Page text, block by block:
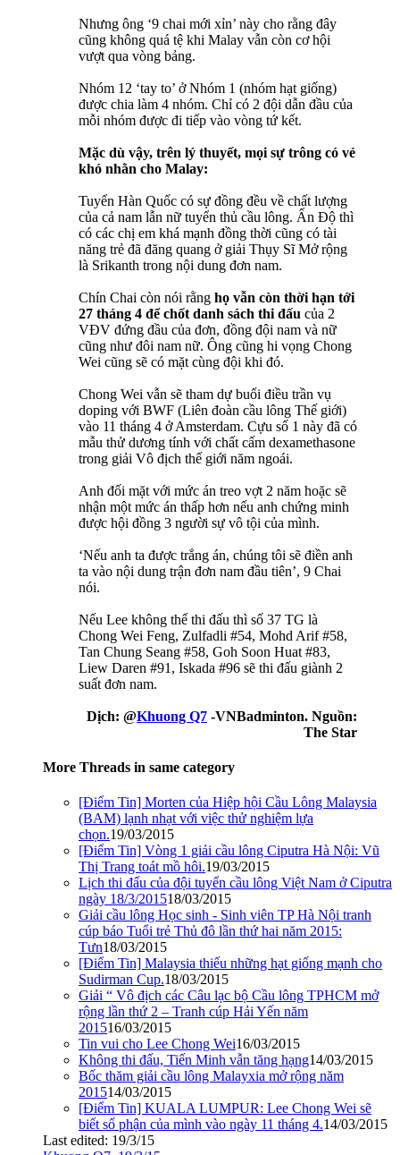
Nhưng ông ‘9 chai mới xỉn’ này cho rằng đây
cũng không quá tệ khi Malay vẫn còn cơ hội
vượt qua vòng bảng.
Nhóm 12 ‘tay to’ ở Nhóm 1 (nhóm hạt giống)
được chia làm 4 nhóm. Chỉ có 2 đội dẫn đầu của
mỗi nhóm được đi tiếp vào vòng tứ kết.
Mặc dù vậy, trên lý thuyết, mọi sự trông có vẻ
khó nhằn cho Malay:
Tuyển Hàn Quốc có sự đồng đều về chất lượng
của cả nam lẫn nữ tuyển thủ cầu lông. Ấn Độ thì
có các chị em khá mạnh đồng thời cũng có tài
năng trẻ đã đăng quang ở giải Thụy Sĩ Mở rộng
là Srikanth trong nội dung đơn nam.
Chín Chai còn nói rằng họ vẫn còn thời hạn tới
27 tháng 4 để chốt danh sách thi đấu của 2
VĐV đứng đầu của đơn, đồng đội nam và nữ
cũng như đôi nam nữ. Ông cũng hi vọng Chong
Wei cũng sẽ có mặt cùng đội khi đó.
Chong Wei vẫn sẽ tham dự buổi điều trần vụ
doping với BWF (Liên đoàn cầu lông Thế giới)
vào 11 tháng 4 ở Amsterdam. Cựu số 1 này đã có
mẫu thử dương tính với chất cấm dexamethasone
trong giải Vô địch thế giới năm ngoái.
Anh đối mặt với mức án treo vợt 2 năm hoặc sẽ
nhận một mức án thấp hơn nếu anh chứng minh
được hội đồng 3 người sự vô tội của mình.
‘Nếu anh ta được trắng án, chúng tôi sẽ điền anh
ta vào nội dung trận đơn nam đầu tiên’, 9 Chai
nói.
Nếu Lee không thể thi đấu thì số 37 TG là
Chong Wei Feng, Zulfadli #54, Mohd Arif #58,
Tan Chung Seang #58, Goh Soon Huat #83,
Liew Daren #91, Iskada #96 sẽ thi đấu giành 2
suất đơn nam.
Dịch: @Khuong Q7 -VNBadminton. Nguồn:
The Star
More Threads in same category
[Điểm Tin] Morten của Hiệp hội Cầu Lông Malaysia
(BAM) lạnh nhạt với việc thử nghiệm lựa
chọn.19/03/2015
[Điểm Tin] Vòng 1 giải cầu lông Ciputra Hà Nội: Vũ
Thị Trang toát mồ hôi.19/03/2015
Lịch thi đấu của đội tuyển cầu lông Việt Nam ở Ciputra
ngày 18/3/201518/03/2015
Giải cầu lông Học sinh - Sinh viên TP Hà Nội tranh
cúp báo Tuổi trẻ Thủ đô lần thứ hai năm 2015:
Tưn18/03/2015
[Điểm Tin] Malaysia thiếu những hạt giống mạnh cho
Sudirman Cup.18/03/2015
Giải “ Vô địch các Câu lạc bộ Cầu lông TPHCM mở
rộng lần thứ 2 – Tranh cúp Hải Yến năm
201516/03/2015
Tin vui cho Lee Chong Wei16/03/2015
Không thi đấu, Tiến Minh vẫn tăng hạng14/03/2015
Bốc thăm giải cầu lông Malayxia mở rộng năm
201514/03/2015
[Điểm Tin] KUALA LUMPUR: Lee Chong Wei sẽ
biết số phận của mình vào ngày 11 tháng 4.14/03/2015
Last edited: 19/3/15